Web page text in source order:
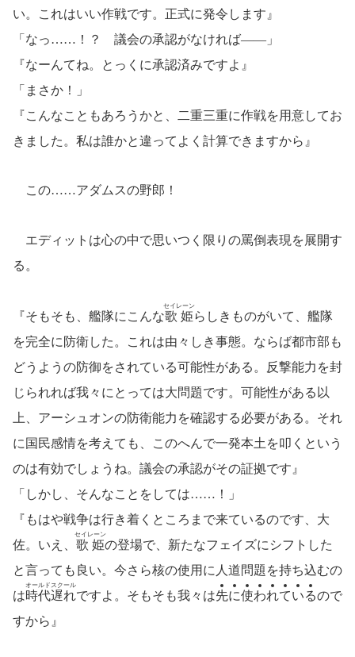
い。これはいい作戦です。正式に発令します』
「なっ……！？ 議会の承認がなければ――」
『なーんてね。とっくに承認済みですよ』
「まさか！」
『こんなこともあろうかと、二重三重に作戦を用意してお
きました。私は誰かと違ってよく計算できますから』
この……アダムスの野郎！
エディットは心の中で思いつく限りの罵倒表現を展開す
る。
『そもそも、艦隊にこんな歌姫
セイレーン
らしきものがいて、艦隊
を完全に防衛した。これは由々しき事態。ならば都市部も
どうようの防御をされている可能性がある。反撃能力を封
じられれば我々にとっては大問題です。可能性がある以
上、アーシュオンの防衛能力を確認する必要がある。それ
に国民感情を考えても、このへんで一発本土を叩くという
のは有効でしょうね。議会の承認がその証拠です』
「しかし、そんなことをしては……！」
『もはや戦争は行き着くところまで来ているのです、大
佐。いえ、 歌姫
セイレーン
の登場で、新たなフェイズにシフトした
と言っても良い。今さら核の使用に人道問題を持ち込むの
は時代遅れ
オールドスクール
ですよ。そもそも我々は先に使われているので
すから』